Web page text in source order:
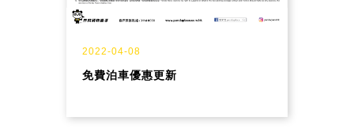
2022-04-08
免費泊車優惠更新